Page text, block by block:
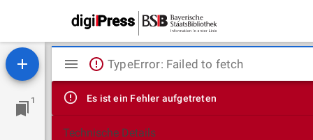
1
Mirador
Viewer
TypeError: Failed to fetch
Es ist ein Fehler aufgetreten
Technische Details